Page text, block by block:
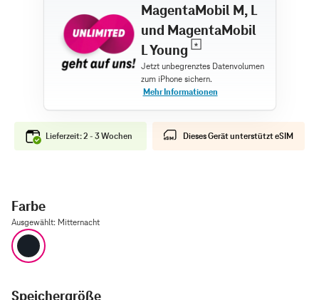
MagentaMobil M, L
und MagentaMobil
L Young
Lieferzeit: 2 - 3 Wochen Dieses Gerät unterstützt eSIM
Farbe
Ausgewählt: Mitternacht
Speichergröße